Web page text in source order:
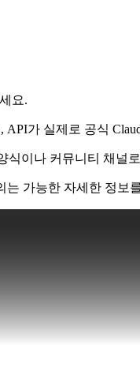
요.
가 실제로 공식
이나 커뮤니티 채널
가능한 자세한 정보